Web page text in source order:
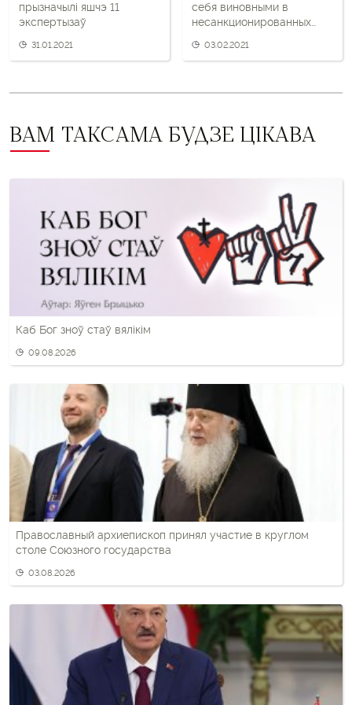
прызначылі яшчэ 11
экспертызаў
31.01.2021
себя виновными в
несанкционированных
03.02.2021
ВАМ ТАКСАМА БУДЗЕ ЦІКАВА
Каб Бог зноў стаў вялікім
09.08.2026
Православный архиепископ принял участие в круглом
столе Союзного государства
03.08.2026